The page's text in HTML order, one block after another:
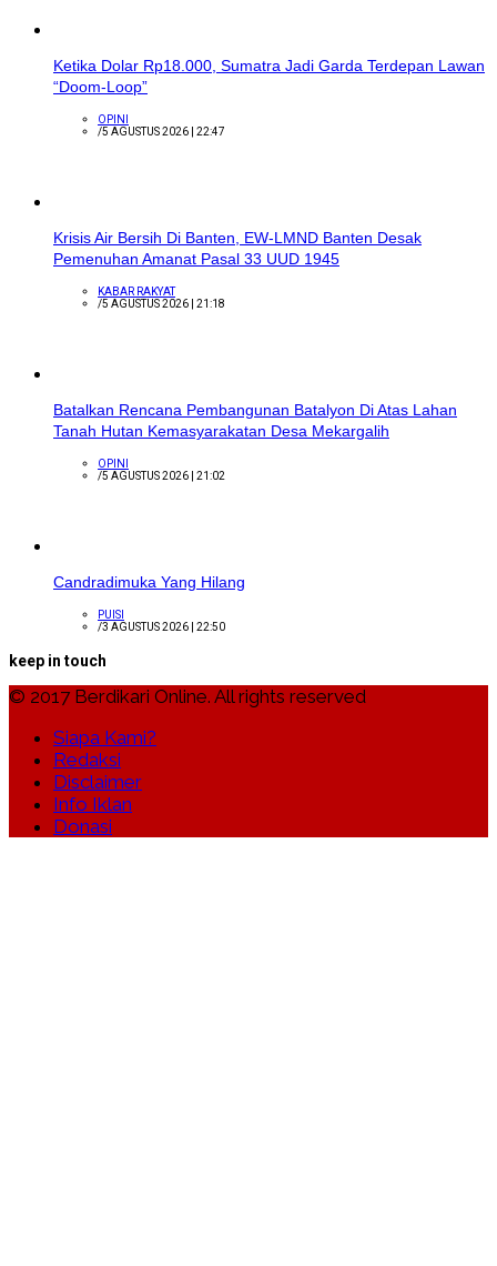
Ketika Dolar Rp18.000, Sumatra Jadi Garda Terdepan Lawan
“Doom-Loop”
OPINI
/5 AGUSTUS 2026 | 22:47
Krisis Air Bersih Di Banten, EW-LMND Banten Desak
Pemenuhan Amanat Pasal 33 UUD 1945
KABAR RAKYAT
/5 AGUSTUS 2026 | 21:18
Batalkan Rencana Pembangunan Batalyon Di Atas Lahan
Tanah Hutan Kemasyarakatan Desa Mekargalih
OPINI
/5 AGUSTUS 2026 | 21:02
Candradimuka Yang Hilang
PUISI
/3 AGUSTUS 2026 | 22:50
keep in touch
© 2017 Berdikari Online. All rights reserved
Siapa Kami?
Redaksi
Disclaimer
Info Iklan
Donasi